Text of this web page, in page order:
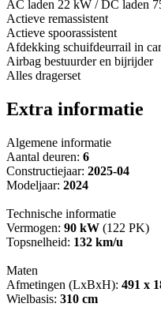
AC laden 22 kW / DC laden
Actieve remassistent
Actieve spoorassistent
Afdekking schuifdeurrail in
Airbag bestuurder en bijrijder
Alles dragerset
Extra informatie
Algemene informatie
Aantal deuren: 6
Constructiejaar: 2025-04
Modeljaar: 2024
Technische informatie
Vermogen: 90 kW (122 PK)
Topsnelheid: 132 km/u
Maten
Afmetingen (LxBxH): 491 x
Wielbasis: 310 cm